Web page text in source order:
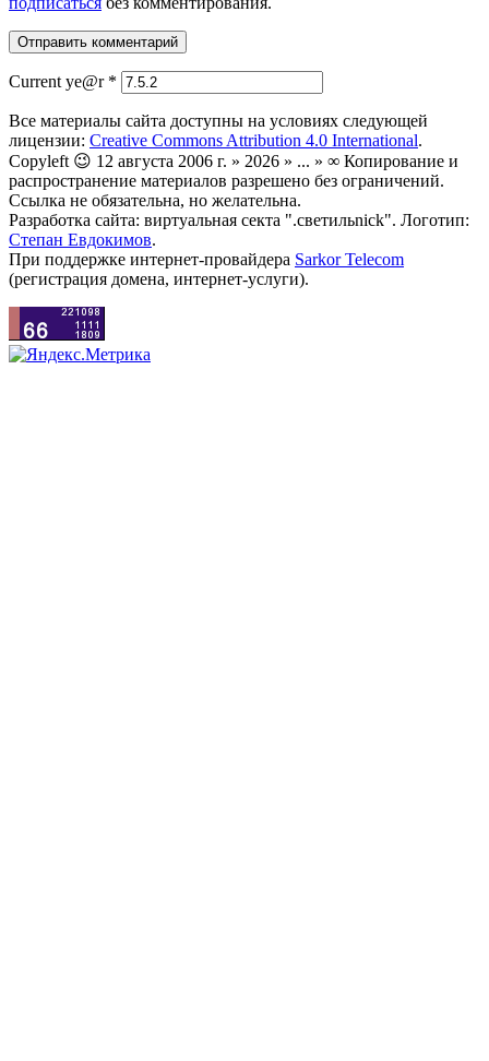
Current ye@r *
Все материалы сайта доступны на условиях следующей
лицензии: Creative Commons Attribution 4.0 International.
Copyleft 😉 12 августа 2006 г. » 2026 » ... » ∞ Копирование и
распространение материалов разрешено без ограничений.
Ссылка не обязательна, но желательна.
Разработка сайта: виртуальная секта ".светильnick". Логотип:
Степан Евдокимов.
При поддержке интернет-провайдера Sarkor Telecom
(регистрация домена, интернет-услуги).